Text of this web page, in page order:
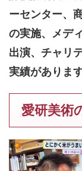
ーセンター、
の実施、メデ
出演、チャリ
実績があります
愛研美術